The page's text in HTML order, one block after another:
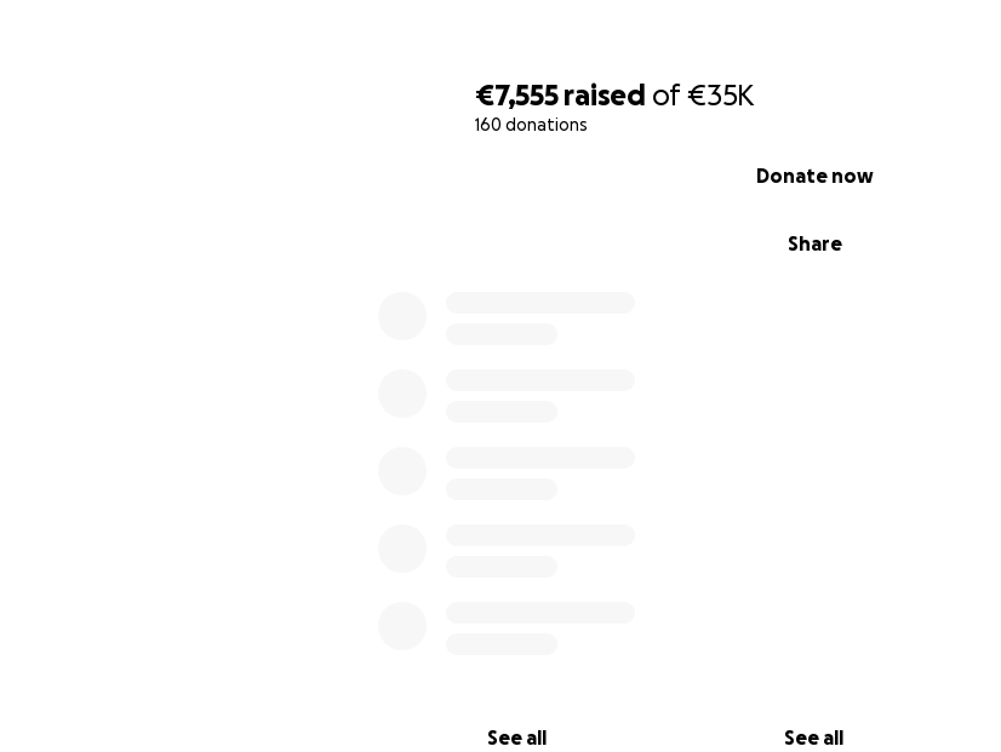
€7,555 raised of€35K
160 donations
Share
Donate now
See all See all
Il vostro aiuto
Chiediamo quindi il vostro aiuto per restituire a Sandro non solo una
piccolo: ogni singola donazione rappresenta un passo verso